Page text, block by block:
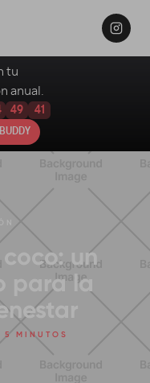
un
para la
5 MINUTOS
tu
anual.
49 40